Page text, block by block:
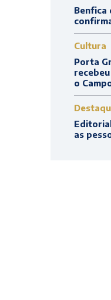
Benfica
Cultura
Porta
o
as